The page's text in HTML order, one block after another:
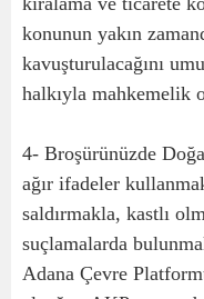
konunun yakın
kavuşturulacağını
halkıyla mahkemelik
4- Broşürünüzde
ağır ifadeler
saldırmakla, kastlı
suçlamalarda
Adana Çevre